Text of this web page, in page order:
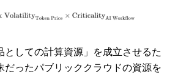
としての計算資源」を成立させるた
だったパブリッククラウドの資源を